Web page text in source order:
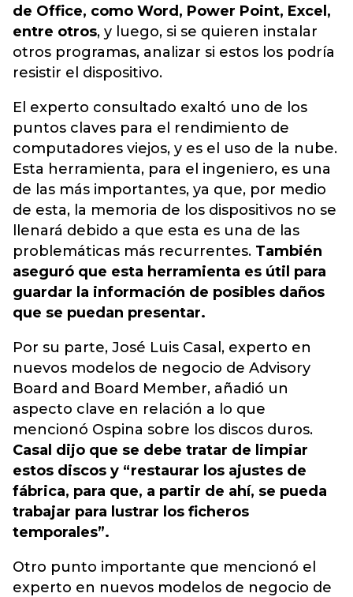
de Office, como Word, Power Point, Excel,
entre otros, y luego, si se quieren instalar
otros programas, analizar si estos los podría
resistir el dispositivo.
El experto consultado exaltó uno de los
puntos claves para el rendimiento de
computadores viejos, y es el uso de la nube.
Esta herramienta, para el ingeniero, es una
de las más importantes, ya que, por medio
de esta, la memoria de los dispositivos no se
llenará debido a que esta es una de las
problemáticas más recurrentes. También
aseguró que esta herramienta es útil para
guardar la información de posibles daños
que se puedan presentar.
Por su parte, José Luis Casal, experto en
nuevos modelos de negocio de Advisory
Board and Board Member, añadió un
aspecto clave en relación a lo que
mencionó Ospina sobre los discos duros.
Casal dijo que se debe tratar de limpiar
estos discos y “restaurar los ajustes de
fábrica, para que, a partir de ahí, se pueda
trabajar para lustrar los ficheros
temporales”.
Otro punto importante que mencionó el
experto en nuevos modelos de negocio de